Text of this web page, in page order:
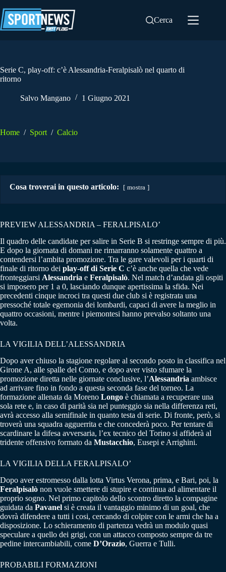
al
contenuto
Cerca
Serie C, play-off: c’è Alessandria-Feralpisalò nel quarto di
ritorno
Salvo Mangano 1 Giugno 2021
Home / Sport / Calcio
Cosa troverai in questo articolo: mostra
PREVIEW ALESSANDRIA – FERALPISALO’
Il quadro delle candidate per salire in Serie B si restringe sempre di più.
E dopo la giornata di domani ne rimarranno solamente quattro a
contendersi l’ambita promozione. Tra le gare valevoli per i quarti di
finale di ritorno dei play-off di Serie C c’è anche quella che vede
fronteggiarsi Alessandria e Feralpisalò. Nel match d’andata gli ospiti
si imposero per 1 a 0, lasciando dunque apertissima la sfida. Nei
precedenti cinque incroci tra questi due club si è registrata una
pressoché totale egemonia dei lombardi, capaci di avere la meglio in
quattro occasioni, mentre i piemontesi hanno prevalso soltanto una
volta.
LA VIGILIA DELL’ALESSANDRIA
Dopo aver chiuso la stagione regolare al secondo posto in classifica nel
Girone A, alle spalle del Como, e dopo aver visto sfumare la
promozione diretta nelle giornate conclusive, l’Alessandria ambisce
ad arrivare fino in fondo a questa seconda fase del torneo. La
formazione allenata da Moreno Longo è chiamata a recuperare una
sola rete e, in caso di parità sia nel punteggio sia nella differenza reti,
avrà accesso alla semifinale in quanto testa di serie. Di fronte, però, si
troverà una squadra agguerrita e che concederà poco. Per tentare di
scardinare la difesa avversaria, l’ex tecnico del Torino si affiderà al
tridente offensivo formato da Mustacchio, Eusepi e Arrighini.
LA VIGILIA DELLA FERALPISALO’
Dopo aver estromesso dalla lotta Virtus Verona, prima, e Bari, poi, la
Feralpisalò non vuole smettere di stupire e continua ad alimentare il
proprio sogno. Nel primo capitolo dello scontro diretto la compagine
guidata da Pavanel si è creata il vantaggio minimo di un goal, che
dovrà difendere a tutti i cosi, cercando di colpire con le armi che ha a
disposizione. Lo schieramento di partenza vedrà un modulo quasi
speculare a quello dei grigi, con un attacco composto sempre da tre
pedine intercambiabili, come D’Orazio, Guerra e Tulli.
PROBABILI FORMAZIONI